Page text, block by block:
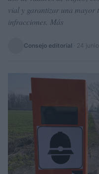
vial y garantizar una mayor
infracciones. Más
Consejo editorial 24